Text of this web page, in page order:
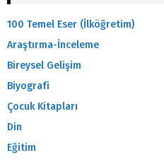
100 Temel Eser (İlköğretim)
Araştırma-İnceleme
Bireysel Gelişim
Biyografi
Çocuk Kitapları
Din
Eğitim